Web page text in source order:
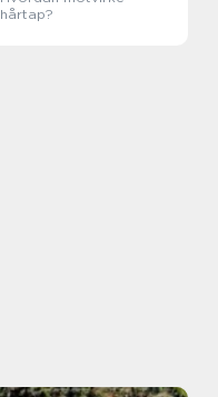
hårtap?